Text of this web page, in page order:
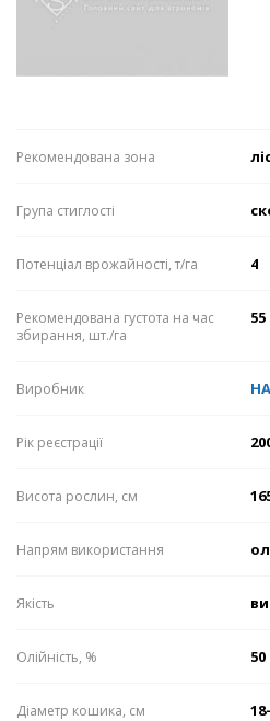
Рекомендована зона
Група стиглості
Потенціал врожайності, т/га 4
Рекомендована густота на час
збирання, шт./га
Виробник
Рік реєстрації
Висота рослин, см
Напрям використання
Якість
Олійність, % 50
Діаметр кошика, см